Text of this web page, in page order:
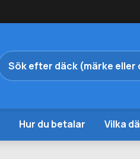
Hur du betalar Vilka